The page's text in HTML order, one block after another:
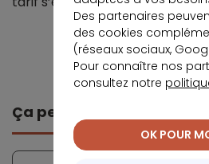
Ça peut vous intéresser
Des partenaires
des cookies
(réseaux sociaux,
Pour connaître nos
consultez notre
OK POUR